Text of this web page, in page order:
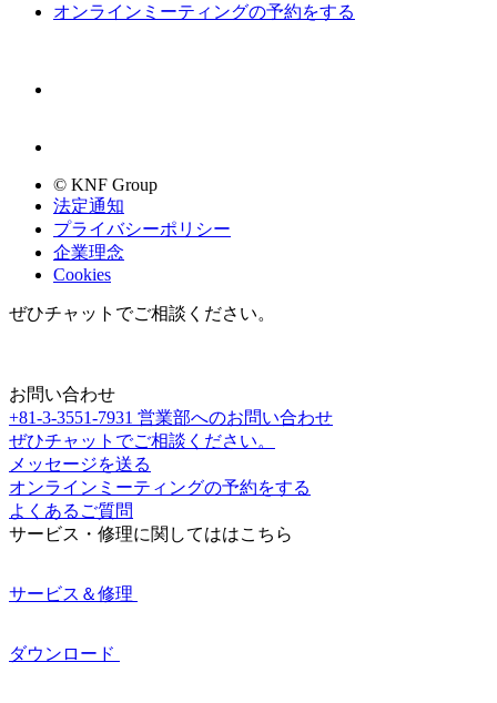
オンラインミーティングの予約をする
© KNF Group
法定通知
プライバシーポリシー
企業理念
Cookies
ぜひチャットでご相談ください。
お問い合わせ
+81-3-3551-7931 営業部へのお問い合わせ
ぜひチャットでご相談ください。
メッセージを送る
オンラインミーティングの予約をする
よくあるご質問
サービス・修理に関してははこちら
サービス＆修理
ダウンロード